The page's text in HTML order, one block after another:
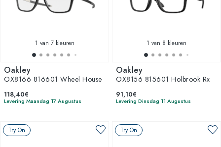
1 van 7 kleuren
Oakley
OX8166 816601 Wheel House
118,40€
Levering Maandag 17 Augustus
1 van 8 kleuren
Oakley
OX8156 815601 Holbrook Rx
91,10€
Levering Dinsdag 11 Augustus
Try On Try On